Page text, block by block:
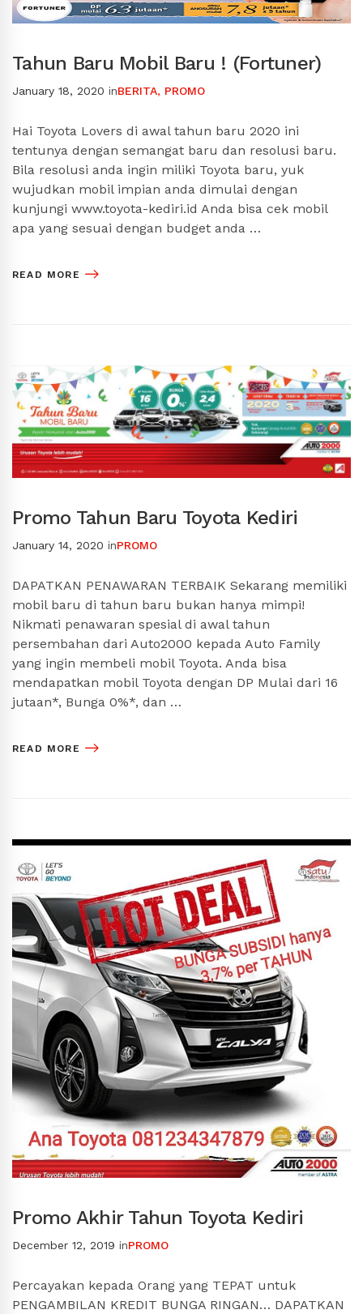
Tahun Baru Mobil Baru ! (Fortuner)
January 18, 2020 inBERITA, PROMO
Hai Toyota Lovers di awal tahun baru 2020 ini
tentunya dengan semangat baru dan resolusi baru.
Bila resolusi anda ingin miliki Toyota baru, yuk
wujudkan mobil impian anda dimulai dengan
kunjungi www.toyota-kediri.id Anda bisa cek mobil
apa yang sesuai dengan budget anda …
READ MORE
Promo Tahun Baru Toyota Kediri
January 14, 2020 inPROMO
DAPATKAN PENAWARAN TERBAIK Sekarang memiliki
mobil baru di tahun baru bukan hanya mimpi!
Nikmati penawaran spesial di awal tahun
persembahan dari Auto2000 kepada Auto Family
yang ingin membeli mobil Toyota. Anda bisa
mendapatkan mobil Toyota dengan DP Mulai dari 16
jutaan*, Bunga 0%*, dan …
READ MORE
Promo Akhir Tahun Toyota Kediri
December 12, 2019 inPROMO
Percayakan kepada Orang yang TEPAT untuk
PENGAMBILAN KREDIT BUNGA RINGAN… DAPATKAN